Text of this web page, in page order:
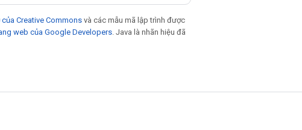
Creative Commons và các mẫu mã lập trình được
web của Google Developers . Java là nhãn hiệu đã